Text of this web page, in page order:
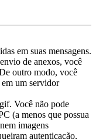
em suas mensagens.
de anexos, você
outro modo, você
um servidor
Você não pode
(a menos que possua
imagens
autenticação,